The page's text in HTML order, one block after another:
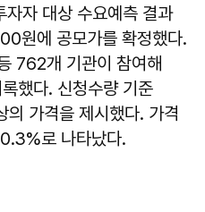
자 대상 수요예측 결과
원에 공모가를 확정했다.
762개 기관이 참여해
했다. 신청수량 기준
가격을 제시했다. 가격
로 나타났다.